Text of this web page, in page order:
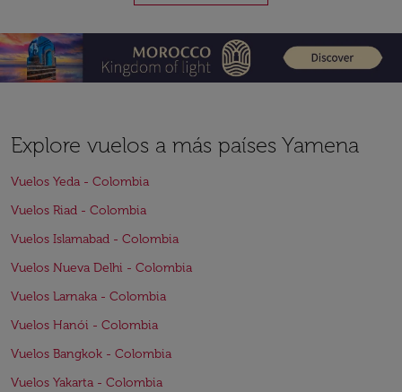
Explore vuelos a más países Yamena
Vuelos Yeda - Colombia
Vuelos Riad - Colombia
Vuelos Islamabad - Colombia
Vuelos Nueva Delhi - Colombia
Vuelos Larnaka - Colombia
Vuelos Hanói - Colombia
Vuelos Bangkok - Colombia
Vuelos Yakarta - Colombia